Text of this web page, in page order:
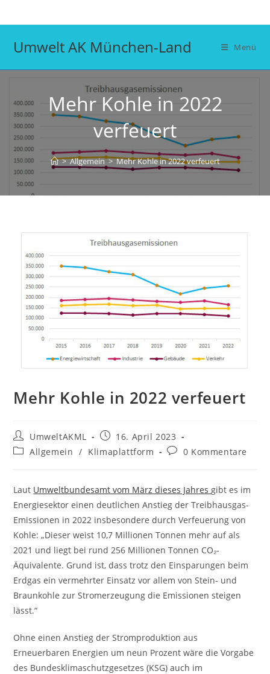
Inhalt
Umwelt AK München-Land Menü
Mehr Kohle in 2022
verfeuert
> Allgemein > Mehr Kohle in 2022 verfeuert
Mehr Kohle in 2022 verfeuert
Beitrags-
Autor:
UmweltAKML
Beitrag
veröffentlicht:
16. April 2023
Beitrags-
Allgemein / Klimaplattform
Beitrags-
0 Kommentare
Laut Umweltbundesamt vom März dieses Jahres gibt es im
Energiesektor einen deutlichen Anstieg der Treibhausgas-
Emissionen in 2022 insbesondere durch Verfeuerung von
Kohle: „Dieser weist 10,7 Millionen Tonnen mehr auf als
2021 und liegt bei rund 256 Millionen Tonnen CO₂-
Äquivalente. Grund ist, dass trotz den Einsparungen beim
Erdgas ein vermehrter Einsatz vor allem von Stein- und
Braunkohle zur Stromerzeugung die Emissionen steigen
lässt.“
Ohne einen Anstieg der Stromproduktion aus
Erneuerbaren Energien um neun Prozent wäre die Vorgabe
des Bundesklimaschutzgesetzes (KSG) auch im